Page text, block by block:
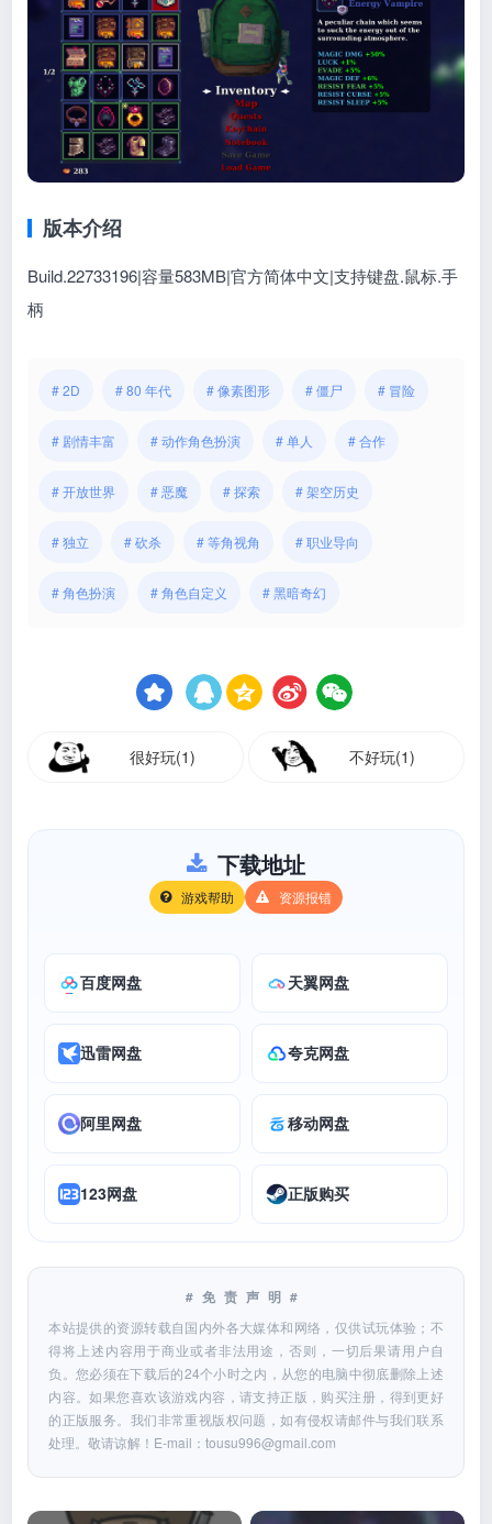
版本介绍
Build.22733196|容量583MB|官方简体中文|支持键盘.鼠标.手
柄
# 2D # 80 年代 # 像素图形 # 僵尸 # 冒险
# 剧情丰富 # 动作角色扮演 # 单人 # 合作
# 开放世界 # 恶魔 # 探索 # 架空历史
# 独立 # 砍杀 # 等角视角 # 职业导向
# 角色扮演 # 角色自定义 # 黑暗奇幻
很好玩(1) 不好玩(1)
下载地址
游戏帮助 资源报错
百度网盘 天翼网盘
迅雷网盘 夸克网盘
阿里网盘 移动网盘
123网盘 正版购买
#免责声明#
本站提供的资源转载自国内外各大媒体和网络，仅供试玩体验；不
得将上述内容用于商业或者非法用途，否则，一切后果请用户自
负。您必须在下载后的24个小时之内，从您的电脑中彻底删除上述
内容。如果您喜欢该游戏内容，请支持正版，购买注册，得到更好
的正版服务。我们非常重视版权问题，如有侵权请邮件与我们联系
处理。敬请谅解！E-mail：tousu996@gmail.com